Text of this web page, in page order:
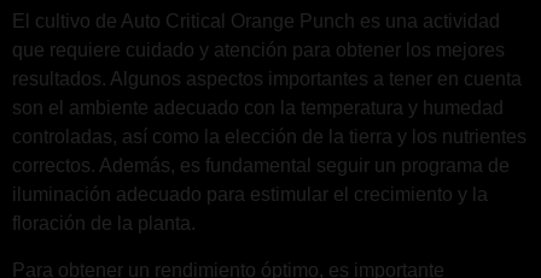
El cultivo de Auto Critical Orange Punch es una actividad
que requiere cuidado y atención para obtener los mejores
resultados. Algunos aspectos importantes a tener en cuenta
son el ambiente adecuado con la temperatura y humedad
controladas, así como la elección de la tierra y los nutrientes
correctos. Además, es fundamental seguir un programa de
iluminación adecuado para estimular el crecimiento y la
floración de la planta.
Para obtener un rendimiento óptimo, es importante